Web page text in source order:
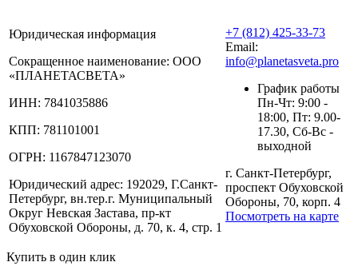
Юридическая информация
Сокращенное наименование: ООО
«ПЛАНЕТАСВЕТА»
ИНН: 7841035886
КПП: 781101001
ОГРН: 1167847123070
Юридический адрес: 192029, Г.Санкт-
Петербург, вн.тер.г. Муниципальный
Округ Невская Застава, пр-кт
Обуховской Обороны, д. 70, к. 4, стр. 1
+7 (812) 425-33-73
Email:
info@planetasveta.pro
График работы
Пн-Чт: 9:00 -
18:00, Пт: 9.00-
17.30, Сб-Вс -
выходной
г. Санкт-Петербург,
проспект Обуховской
Обороны, 70, корп. 4
Посмотреть на карте
Купить в один клик